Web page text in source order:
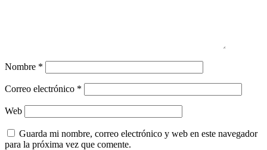
Nombre *
Correo electrónico *
Web
Guarda mi nombre, correo electrónico y web en este navegador
para la próxima vez que comente.